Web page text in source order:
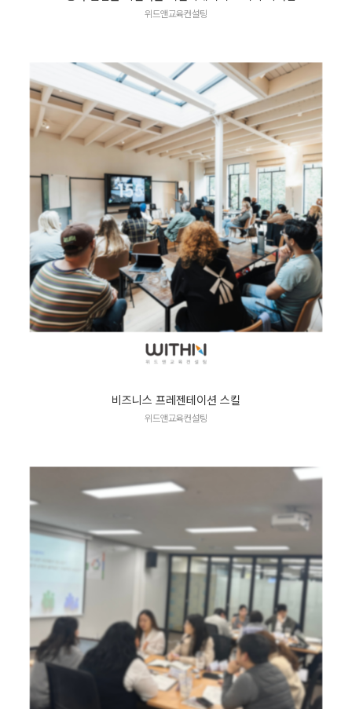
위드앤교육컨설팅
비즈니스 프레젠테이션 스킬
위드앤교육컨설팅